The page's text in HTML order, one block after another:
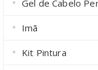
Gel de Cabelo
Imã
Kit Pintura